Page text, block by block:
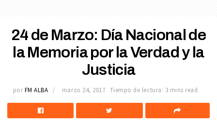
24 de Marzo: Día Nacional de
la Memoria por la Verdad y la
Justicia
por FM ALBA marzo 24, 2017 Tiempo de lectura: 3 mins read